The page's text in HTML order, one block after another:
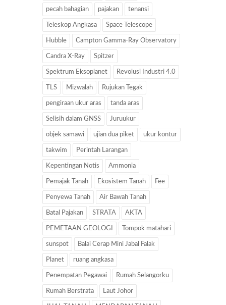
pecah bahagian pajakan tenansi
Teleskop Angkasa Space Telescope
Hubble Campton Gamma-Ray Observatory
Candra X-Ray Spitzer
Spektrum Eksoplanet Revolusi Industri 4.0
TLS Mizwalah Rujukan Tegak
pengiraan ukur aras tanda aras
Selisih dalam GNSS Juruukur
objek samawi ujian dua piket ukur kontur
takwim Perintah Larangan
Kepentingan Notis Ammonia
Pemajak Tanah Ekosistem Tanah Fee
Penyewa Tanah Air Bawah Tanah
Batal Pajakan STRATA AKTA
PEMETAAN GEOLOGI Tompok matahari
sunspot Balai Cerap Mini Jabal Falak
Planet ruang angkasa
Penempatan Pegawai Rumah Selangorku
Rumah Berstrata Laut Johor